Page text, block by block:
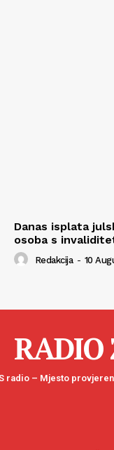
Danas isplata
osoba s
Redakcija - 10
RADIO
radio – Mjesto